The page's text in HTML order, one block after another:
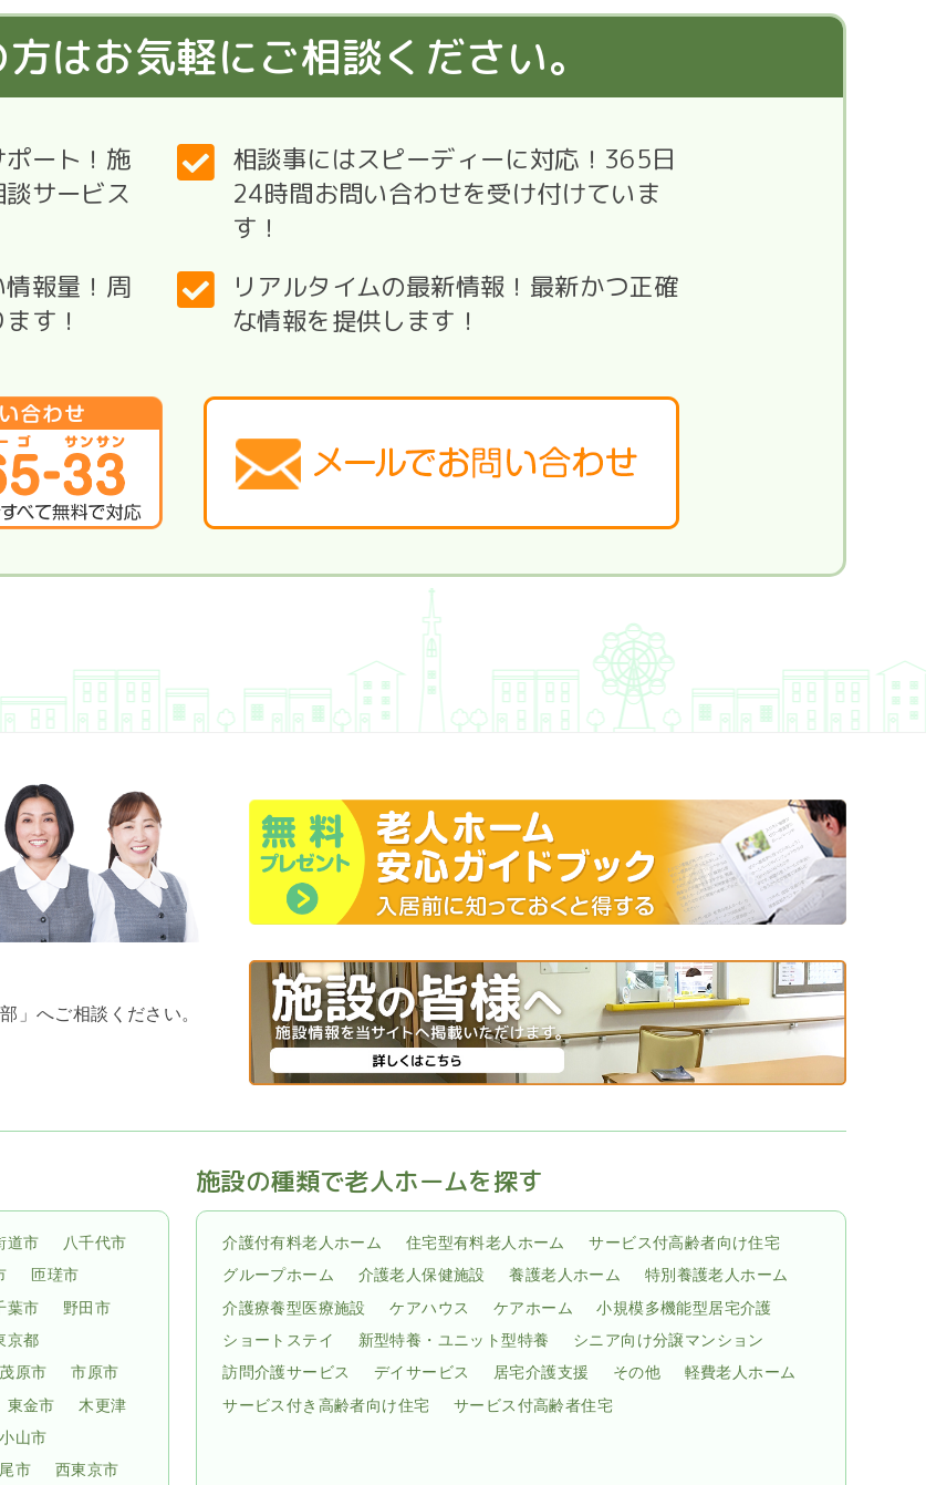
はお気軽にご相談ください。
ート！施
サービス
相談事にはスピーディーに対応！365日
24時間お問い合わせを受け付けていま
す！
報量！周
す！
リアルタイムの最新情報！最新かつ正確
な情報を提供します！
」へご相談ください。
道市
八千代市
匝瑳市
葉市
野田市
京都
茂原市
市原市
東金市
木更津
山市
市 西東京市
施設の種類で老人ホームを探す
介護付有料老人ホーム 住宅型有料老人ホーム
サービス付高齢者向け住宅
グループホーム
介護老人保健施設 養護老人ホーム
特別養護老人ホーム
介護療養型医療施設
ケアハウス ケアホーム
小規模多機能型居宅介護
ショートステイ
新型特養・ユニット型特養
シニア向け分譲マンション
訪問介護サービス
デイサービス 居宅介護支援 その他
軽費老人ホーム
サービス付き高齢者向け住宅
サービス付高齢者住宅